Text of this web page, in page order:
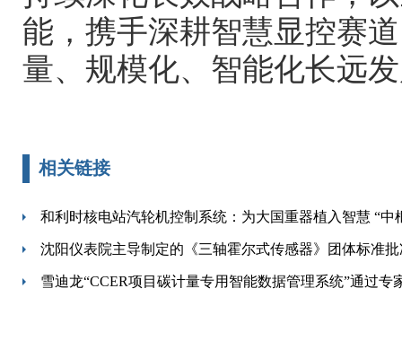
能，携手深耕智慧显控赛
量、规模化、智能化长远
相关链接
和利时核电站汽轮机控制系统：为大国重器植入智慧 “中
沈阳仪表院主导制定的《三轴霍尔式传感器》团体标准
雪迪龙“CCER项目碳计量专用智能数据管理系统”通过专